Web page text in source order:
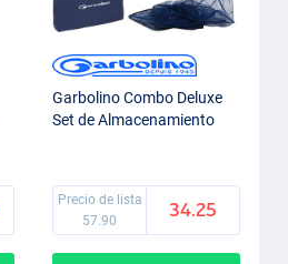
Garbolino Combo Deluxe
Set de Almacenamiento
Precio de lista
57.90
34.25